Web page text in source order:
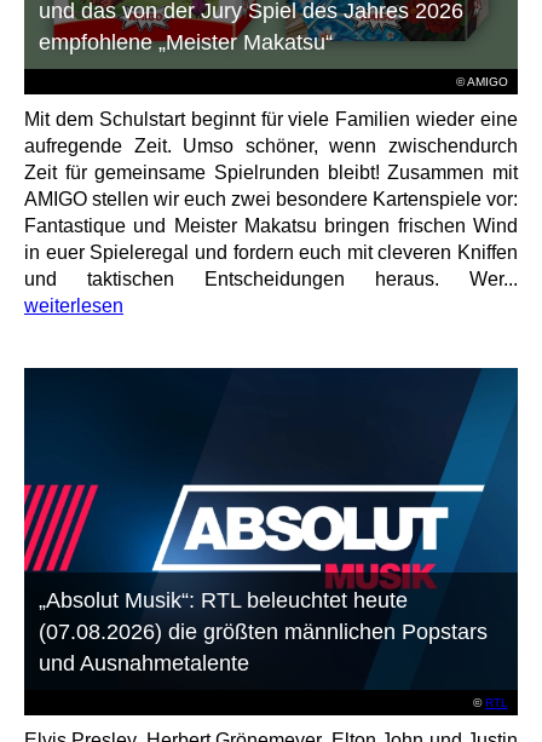
© AMIGO
und das von der Jury Spiel des Jahres 2026
empfohlene „Meister Makatsu“
Mit dem Schulstart beginnt für viele Familien wieder eine
aufregende Zeit. Umso schöner, wenn zwischendurch
Zeit für gemeinsame Spielrunden bleibt! Zusammen mit
AMIGO stellen wir euch zwei besondere Kartenspiele vor:
Fantastique und Meister Makatsu bringen frischen Wind
in euer Spieleregal und fordern euch mit cleveren Kniffen
und taktischen Entscheidungen heraus. Wer...
weiterlesen
©RTL
„Absolut Musik“: RTL beleuchtet heute
(07.08.2026) die größten männlichen Popstars
und Ausnahmetalente